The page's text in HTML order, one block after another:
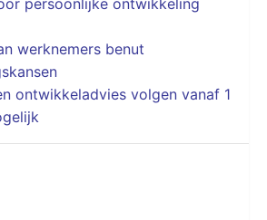
werknemers benut
ontwikkeladvies volgen vanaf 1